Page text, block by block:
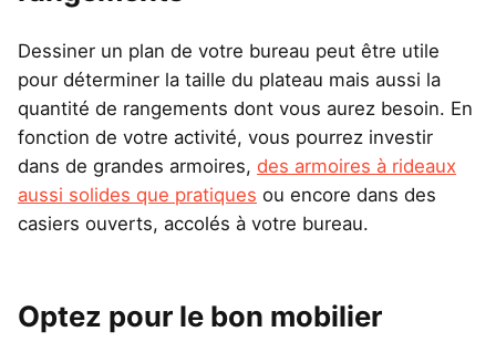
Dessiner un plan de votre bureau peut être utile
pour déterminer la taille du plateau mais aussi la
quantité de rangements dont vous aurez besoin. En
fonction de votre activité, vous pourrez investir
dans de grandes armoires, des armoires à rideaux
aussi solides que pratiques ou encore dans des
casiers ouverts, accolés à votre bureau.
Optez pour le bon mobilier